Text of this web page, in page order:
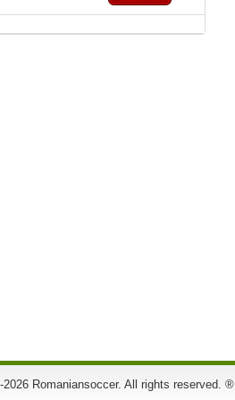
Romaniansoccer. All rights reserved. ®